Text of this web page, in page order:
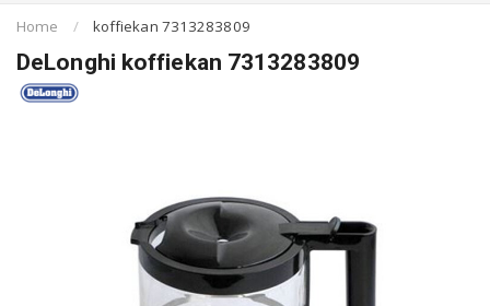
Home / koffiekan 7313283809
DeLonghi koffiekan 7313283809